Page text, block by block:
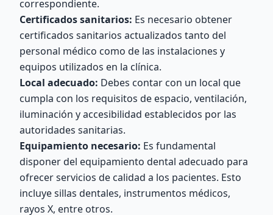
correspondiente.
Certificados sanitarios: Es necesario obtener
certificados sanitarios actualizados tanto del
personal médico como de las instalaciones y
equipos utilizados en la clínica.
Local adecuado: Debes contar con un local que
cumpla con los requisitos de espacio, ventilación,
iluminación y accesibilidad establecidos por las
autoridades sanitarias.
Equipamiento necesario: Es fundamental
disponer del equipamiento dental adecuado para
ofrecer servicios de calidad a los pacientes. Esto
incluye sillas dentales, instrumentos médicos,
rayos X, entre otros.